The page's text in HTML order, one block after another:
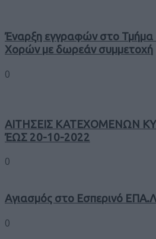
Έναρξη εγγραφών στο
Χορών με δωρεάν συμμετοχή
0
ΑΙΤΗΣΕΙΣ ΚΑΤΕΧΟΜΕΝΩΝ
ΈΩΣ 20-10-2022
0
Αγιασμός στο Εσπερινό
0